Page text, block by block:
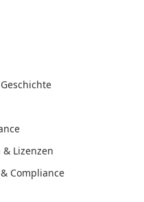
Lizenzen
Compliance